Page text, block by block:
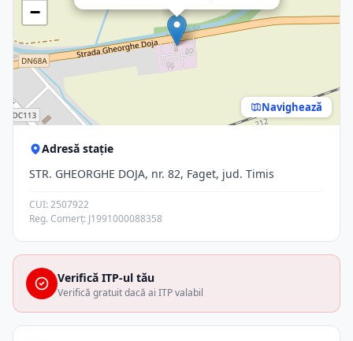
−
Navighează
Adresă stație
STR. GHEORGHE DOJA, nr. 82, Faget, jud. Timis
CUI: 2507922
Reg. Comerț: J1991000088358
Verifică ITP-ul tău
Verifică gratuit dacă ai ITP valabil